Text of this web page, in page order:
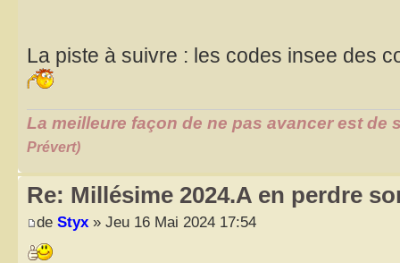
La piste à suivre : les codes insee des
La meilleure façon de ne pas avancer est de
Prévert)
Re: Millésime 2024.A en perdre
de Styx » Jeu 16 Mai 2024 17:54